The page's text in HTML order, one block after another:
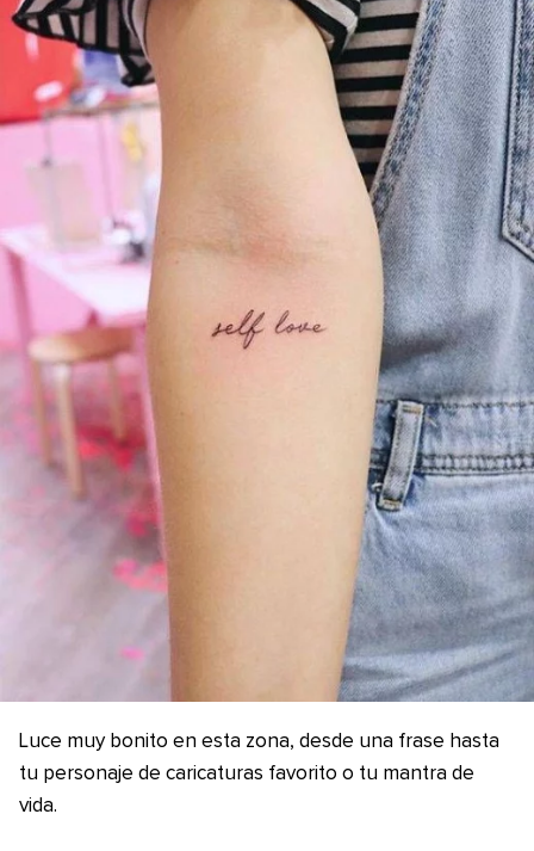
Luce muy bonito en esta zona, desde una frase hasta
tu personaje de caricaturas favorito o tu mantra de
vida.